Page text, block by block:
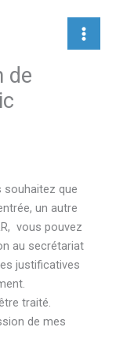
de
souhaitez que
un autre
vous pouvez
au secrétariat
justificatives
traité.
de mes